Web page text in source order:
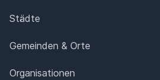
Städte
Gemeinden & Orte
Organisationen